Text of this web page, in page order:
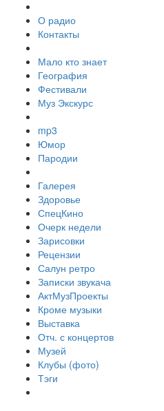
О радио
Контакты
Мало кто знает
География
Фестивали
Муз Экскурс
mp3
Юмор
Пародии
Галерея
Здоровье
СпецКино
Очерк недели
Зарисовки
Рецензии
Салун ретро
Записки звукача
АктМузПроекты
Кроме музыки
Выставка
Отч. с концертов
Музей
Клубы (фото)
Тэги